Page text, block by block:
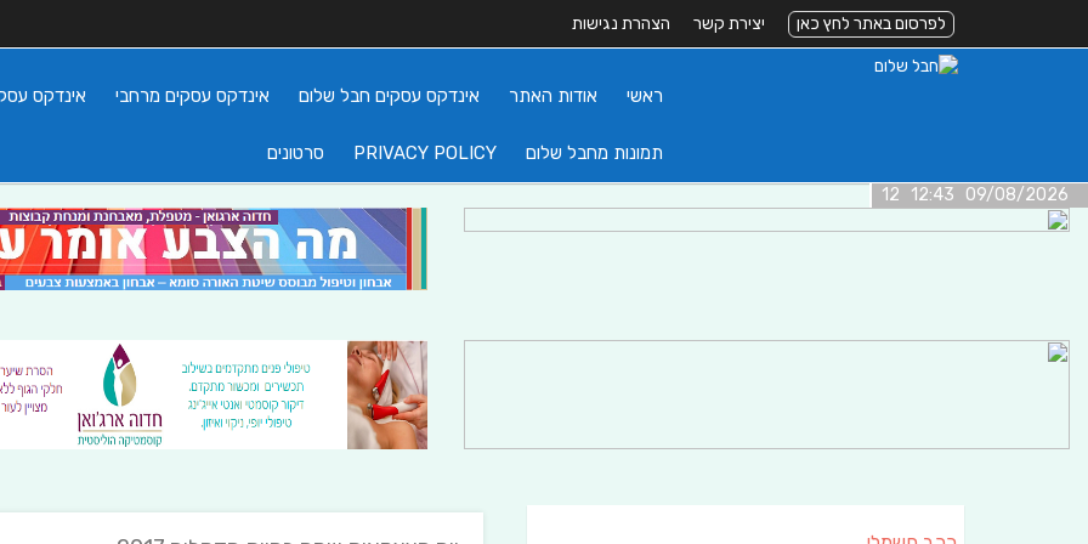
לפרסום באתר לחץ כאן יצירת קשר הצהרת נגישות
ראשי אודות האתר אינדקס עסקים חבל שלום אינדקס עסקים מרחבי אינדקס
תמונות מחבל שלום PRIVACY POLICY סרטונים
09/08/2026 12:43 12